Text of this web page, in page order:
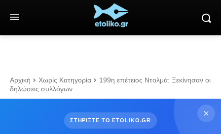
Αρχική Χωρίς Κατηγορία
199η επέτειος Ντολμά: Ξεκίνησαν οι
δηλώσεις συλλόγων
ΣΤΗΡΙΞΤΕ ΤΟ ETOLIKO.GR